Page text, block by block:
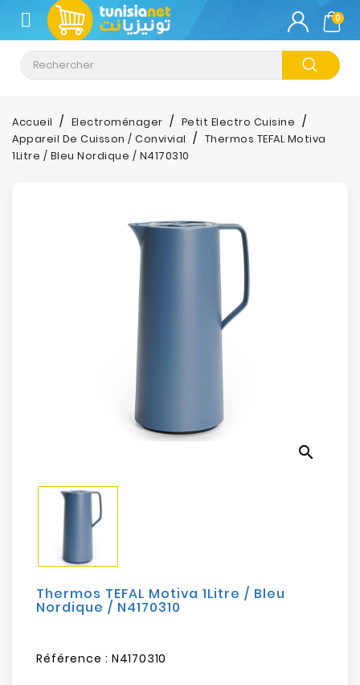
CATÉGORIE
Climatisation
Informatique
Téléphonie
Sécurité
Mobilités
Loisirs
0
Accueil Electroménager
Petit Electro Cuisine
Appareil De Cuisson / Convivial
Thermos TEFAL Motiva
1Litre / Bleu Nordique / N4170310
search
Thermos TEFAL Motiva 1Litre / Bleu
Nordique / N4170310
Référence : N4170310